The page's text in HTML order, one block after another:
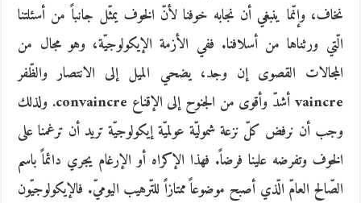
نخاف، وإنّما ينبغي أن نجابه خوفنا لأنّ الخوف يمثّل جانباً من أسئلتنا
الّتي ورثناها من أسلافنا. ففي الأزمة الإيكولوجيّة، وهو مجال من
المجالات القصوى إن وجد، يضحي الميل إلى الانتصار والظّفر
vaincre أشدّ وأقوى من الجنوح إلى الإقناع convaincre. ولذلك
وجب أن نرفض كلّ نزعة شموليّة عولميّة إيكولوجيّة تريد أن ترغمنا على
الخوف وتفرضه علينا فرضاً. فهذا الإكراه أو الإرغام يجري دائماً باسم
الصّالح العامّ الّذي أصبح موضوعاً ممتازاً للتّرهيب اليوميّ. فالإيكولوجيّون